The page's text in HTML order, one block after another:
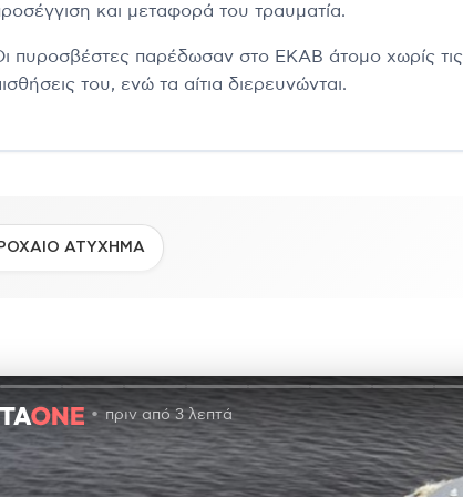
και μεταφορά του τραυματία.
πυροσβέστες παρέδωσαν στο ΕΚΑΒ άτομο χωρίς τις
του, ενώ τα αίτια διερευνώνται.
ΑΤΥΧΗΜΑ
πριν από 3 λεπτά